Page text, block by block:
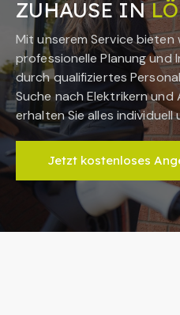
ZUHAUSE IN
Mit unserem Service bieten
professionelle Planung und
durch qualifiziertes
Suche nach Elektrikern
erhalten Sie alles individuell
Jetzt kostenloses